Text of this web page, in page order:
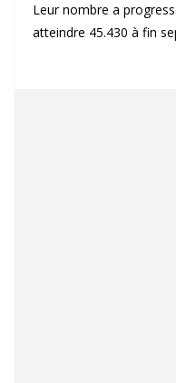
Leur nombre a
atteindre 45.430 à fin